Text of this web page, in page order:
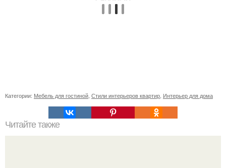
Категории: Мебель для гостиной, Стили интерьеров квартир, Интерьер для дома
Читайте также